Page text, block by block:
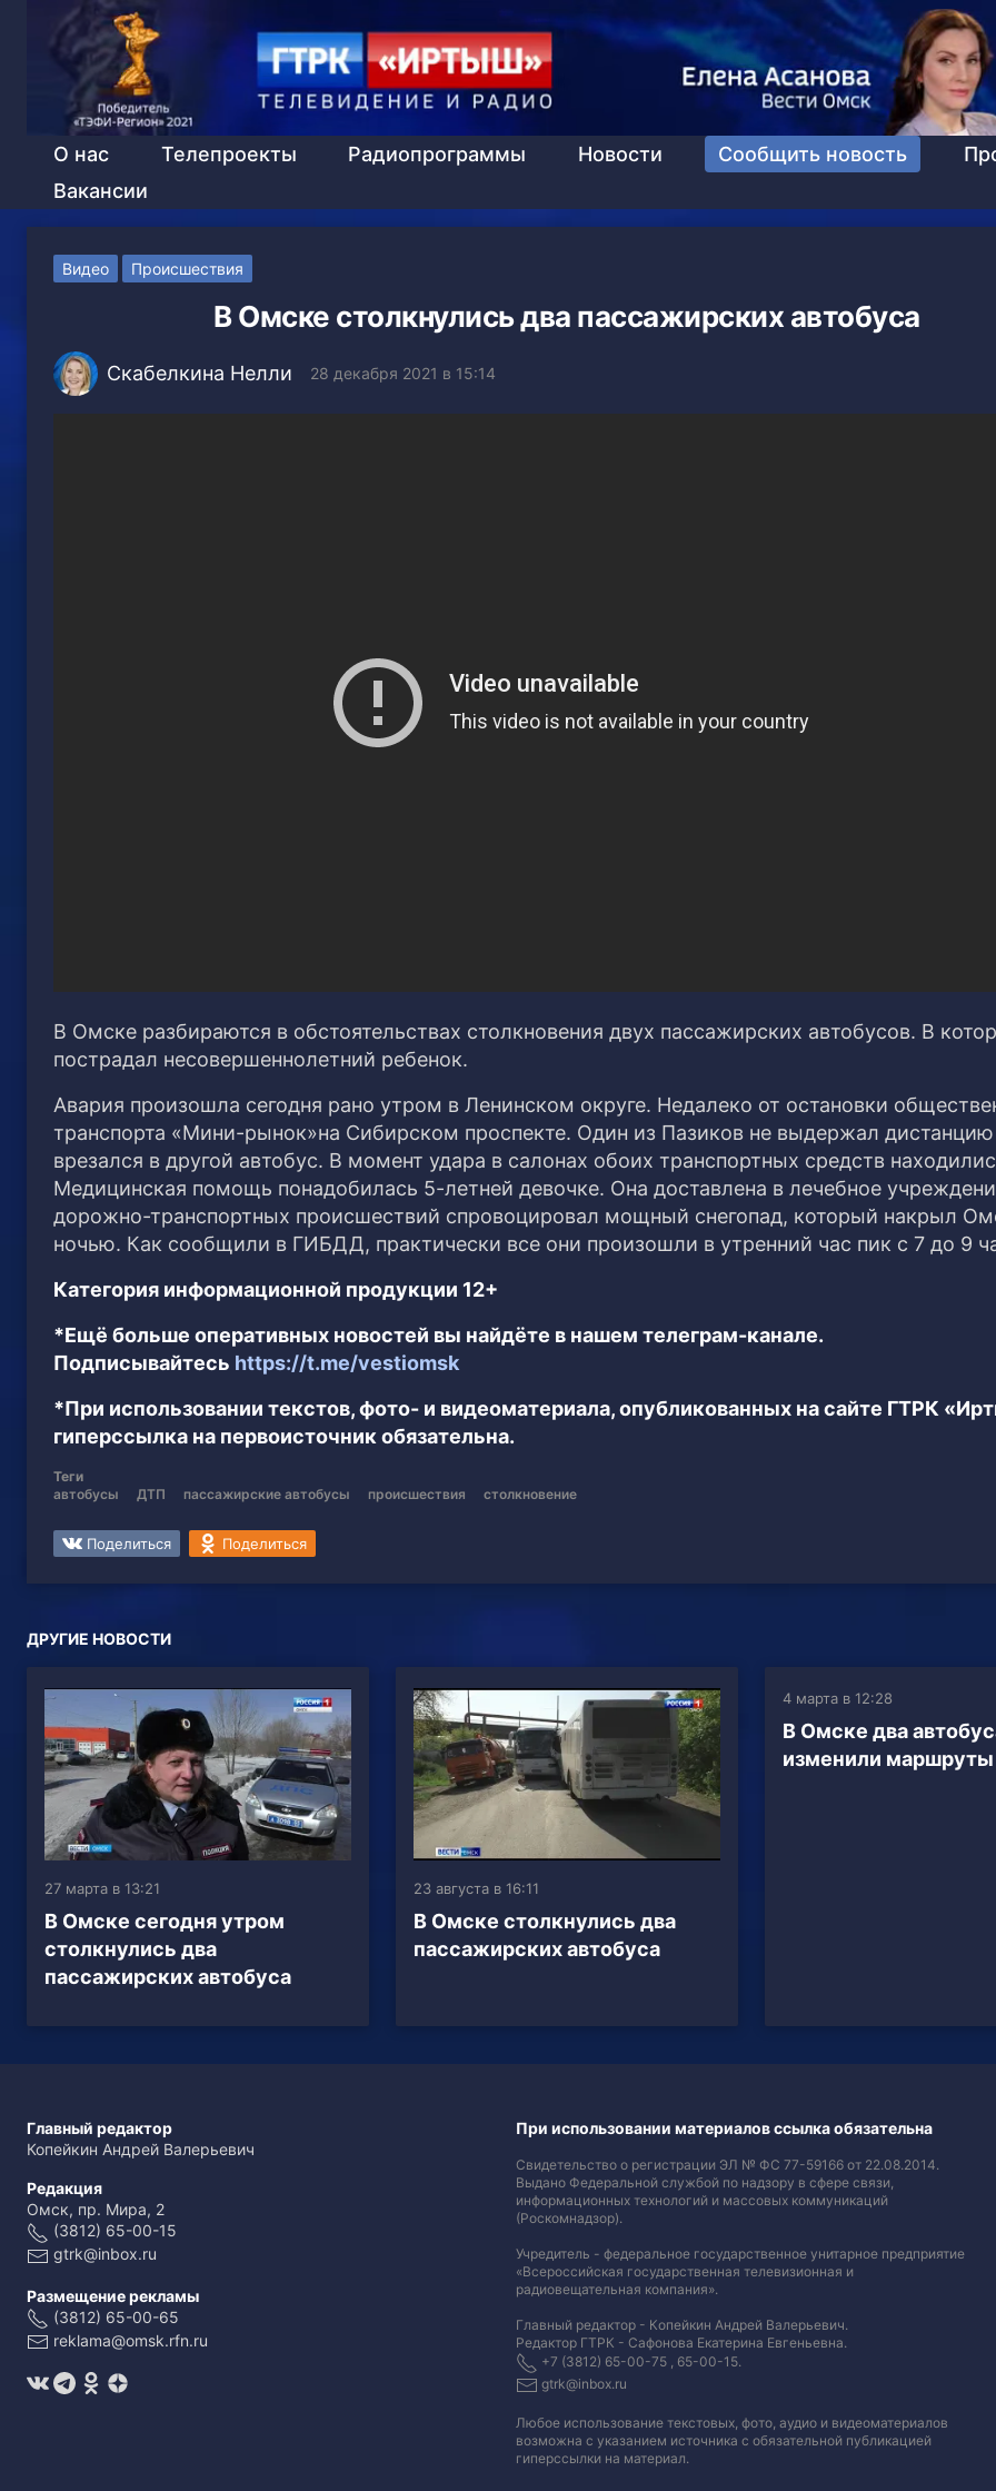
О нас Телепроекты Радиопрограммы Новости Сообщить новость
Вакансии
Видео Происшествия
В Омске столкнулись два пассажирских автобуса
Скабелкина Нелли 28 декабря 2021 в 15:14
В Омске разбираются в обстоятельствах столкновения двух пассажирских автобусов. В
пострадал несовершеннолетний ребенок.
Авария произошла сегодня рано утром в Ленинском округе. Недалеко от остановки
транспорта «Мини-рынок»на Сибирском проспекте. Один из Пазиков не выдержал
врезался в другой автобус. В момент удара в салонах обоих транспортных средств
Медицинская помощь понадобилась 5-летней девочке. Она доставлена в лечебное
дорожно-транспортных происшествий спровоцировал мощный снегопад, который накрыл
ночью. Как сообщили в ГИБДД, практически все они произошли в утренний час пик с 7 до 9
Категория информационной продукции 12+
*Ещё больше оперативных новостей вы найдёте в нашем телеграм-канале.
Подписывайтесь https://t.me/vestiomsk
*При использовании текстов, фото- и видеоматериала, опубликованных на сайте ГТРК
гиперссылка на первоисточник обязательна.
Теги
автобусы
ДТП пассажирские автобусы происшествия столкновение
Поделиться Поделиться
ДРУГИЕ НОВОСТИ
27 марта в 13:21
В Омске сегодня утром
столкнулись два
пассажирских автобуса
23 августа в 16:11
В Омске столкнулись два
пассажирских автобуса
4 марта в 12:28
В Омске два
изменили маршруты
Главный редактор
Копейкин Андрей Валерьевич
Редакция
Омск, пр. Мира, 2
(3812) 65-00-15
gtrk@inbox.ru
Размещение рекламы
(3812) 65-00-65
reklama@omsk.rfn.ru
При использовании материалов ссылка обязательна
Свидетельство о регистрации ЭЛ № ФС 77-59166 от 22.08.2014.
Выдано Федеральной службой по надзору в сфере связи,
информационных технологий и массовых коммуникаций
(Роскомнадзор).
Учредитель - федеральное государственное унитарное предприятие
«Всероссийская государственная телевизионная и
радиовещательная компания».
Главный редактор - Копейкин Андрей Валерьевич.
Редактор ГТРК - Сафонова Екатерина Евгеньевна.
+7 (3812) 65-00-75 , 65-00-15.
gtrk@inbox.ru
Любое использование текстовых, фото, аудио и видеоматериалов
возможна с указанием источника с обязательной публикацией
гиперссылки на материал.